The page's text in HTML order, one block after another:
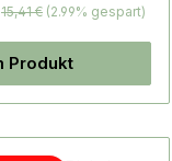
15,41 € (2.99% gespart)
Produkt